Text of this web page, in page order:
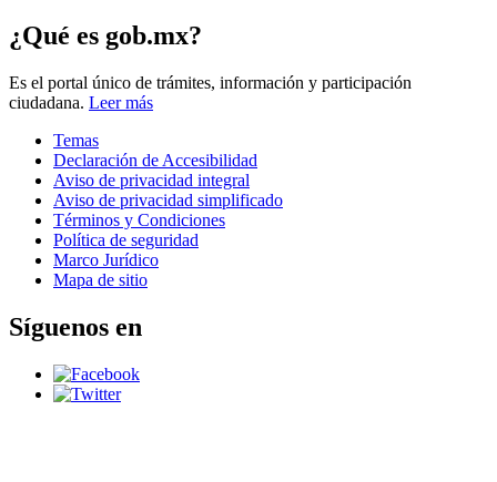
¿Qué es gob.mx?
Es el portal único de trámites, información y participación
ciudadana. Leer más
Temas
Declaración de Accesibilidad
Aviso de privacidad integral
Aviso de privacidad simplificado
Términos y Condiciones
Política de seguridad
Marco Jurídico
Mapa de sitio
Síguenos en